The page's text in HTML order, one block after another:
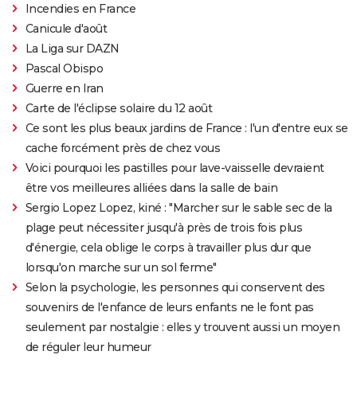
Incendies en France
Canicule d'août
La Liga sur DAZN
Pascal Obispo
Guerre en Iran
Carte de l'éclipse solaire du 12 août
Ce sont les plus beaux jardins de France : l'un d'entre eux se
cache forcément près de chez vous
Voici pourquoi les pastilles pour lave-vaisselle devraient
être vos meilleures alliées dans la salle de bain
Sergio Lopez Lopez, kiné : "Marcher sur le sable sec de la
plage peut nécessiter jusqu'à près de trois fois plus
d'énergie, cela oblige le corps à travailler plus dur que
lorsqu'on marche sur un sol ferme"
Selon la psychologie, les personnes qui conservent des
souvenirs de l'enfance de leurs enfants ne le font pas
seulement par nostalgie : elles y trouvent aussi un moyen
de réguler leur humeur